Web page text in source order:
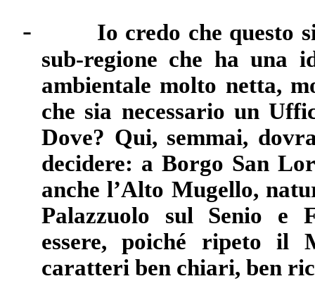
-
Io credo che questo
sub-regione che ha una
ambientale molto netta,
che sia necessario un
Dove? Qui, semmai,
decidere: a Borgo San
anche l’Alto Mugello,
Palazzuolo sul Senio e
essere, poiché ripeto il
caratteri ben chiari, ben